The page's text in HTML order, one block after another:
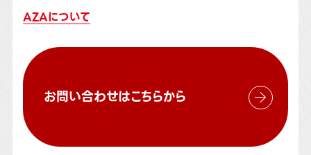
AZAについて
お問い合わせはこちらから